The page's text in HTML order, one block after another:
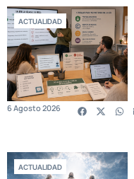
ACTUALIDAD
6 Agosto 2026
ACTUALIDAD